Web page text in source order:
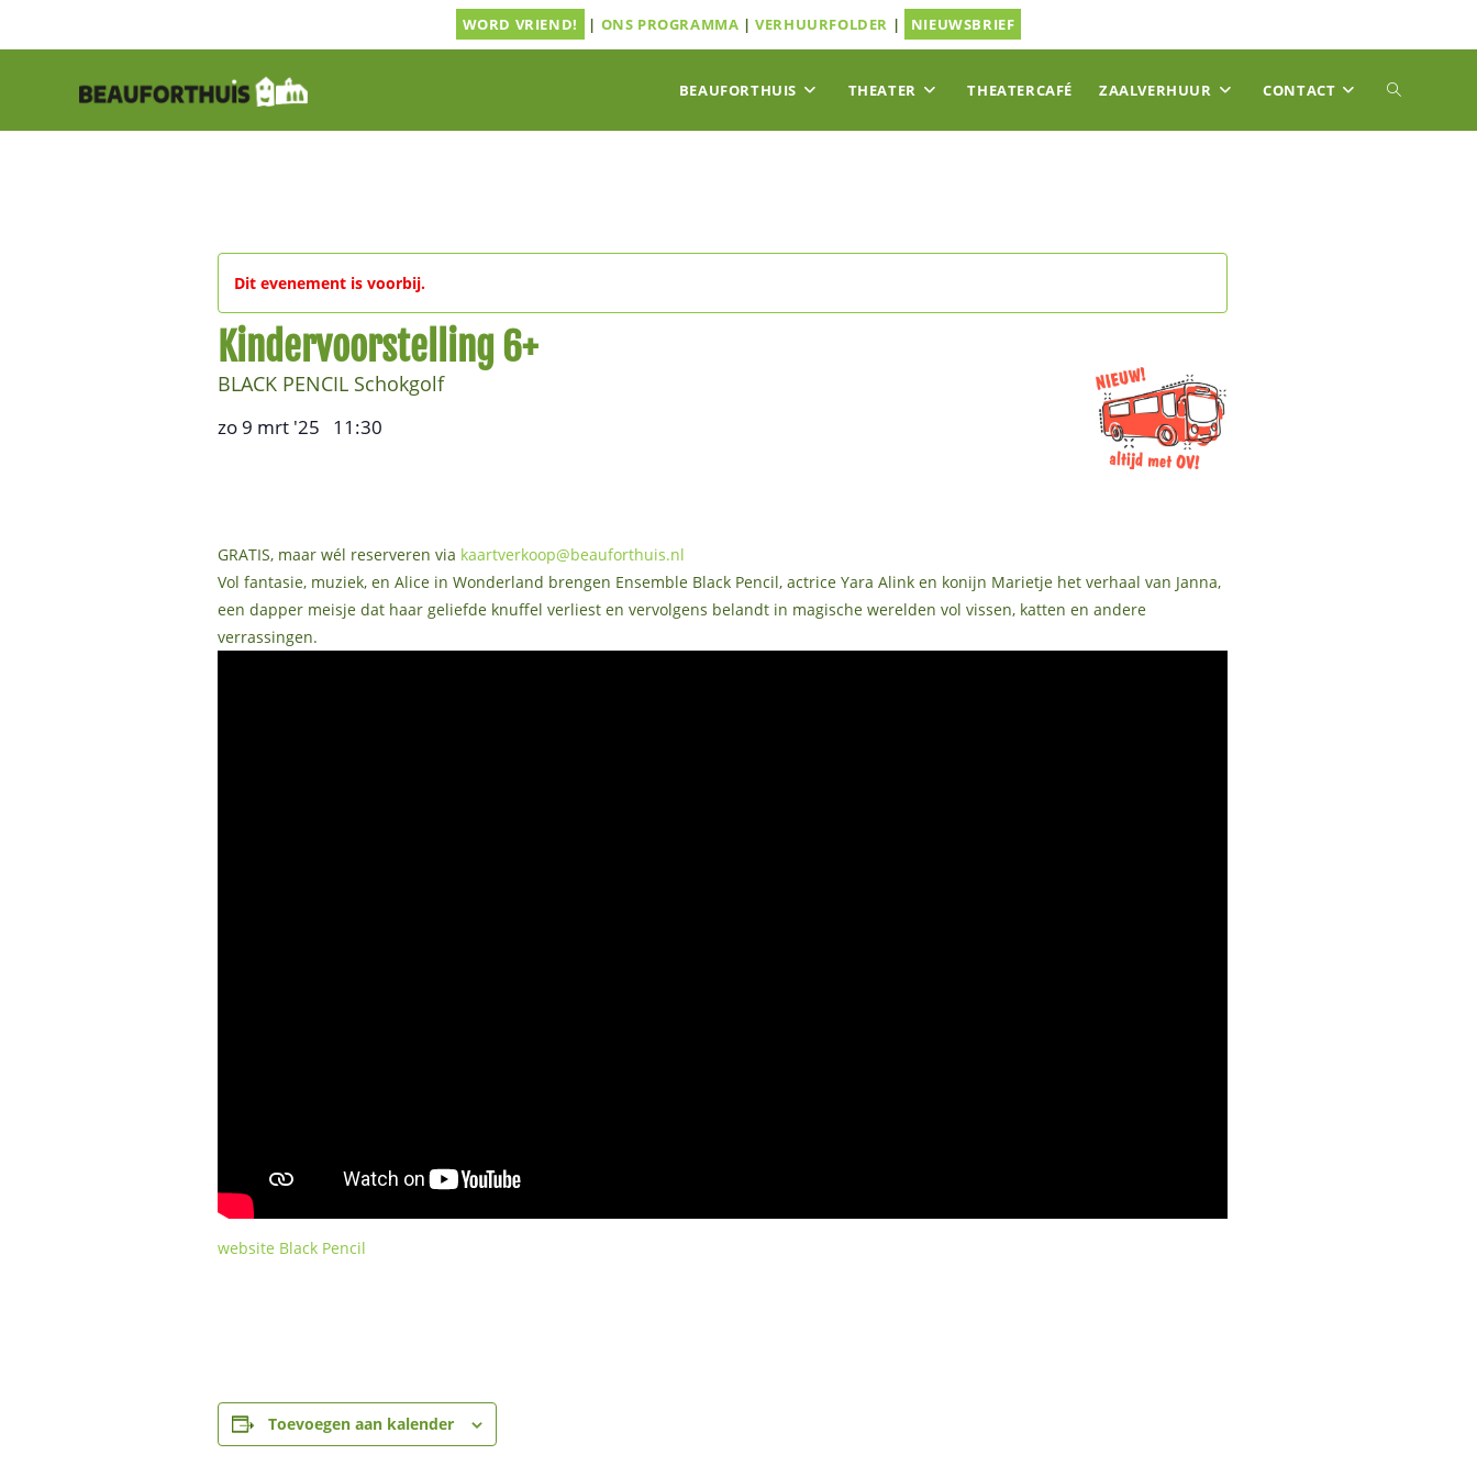
WORD VRIEND! | ONS PROGRAMMA |VERHUURFOLDER | NIEUWSBRIEF
BEAUFORTHUIS THEATER THEATERCAFÉ ZAALVERHUUR CONTACT TOGGLE
Dit evenement is voorbij.
Kindervoorstelling 6+
BLACK PENCIL Schokgolf
zo 9 mrt '25 11:30
GRATIS, maar wél reserveren via kaartverkoop@beauforthuis.nl
Vol fantasie, muziek, en Alice in Wonderland brengen Ensemble Black Pencil, actrice Yara Alink en konijn Marietje het verhaal van Janna,
een dapper meisje dat haar geliefde knuffel verliest en vervolgens belandt in magische werelden vol vissen, katten en andere
verrassingen.
website Black Pencil
Toevoegen aan kalender